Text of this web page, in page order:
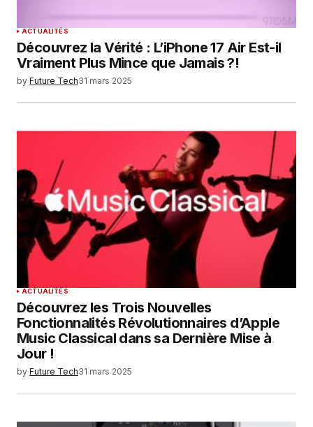
ACTUALITÉS
Découvrez la Vérité : L’iPhone 17 Air Est-il
Vraiment Plus Mince que Jamais ?!
by Future Tech31 mars 2025
ACTUALITÉS
Découvrez les Trois Nouvelles
Fonctionnalités Révolutionnaires d’Apple
Music Classical dans sa Dernière Mise à
Jour !
by Future Tech31 mars 2025